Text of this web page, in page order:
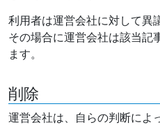
利用者は運営会社に対して異
その場合に運営会社は該当記
ます。
削除
運営会社は、自らの判断によ